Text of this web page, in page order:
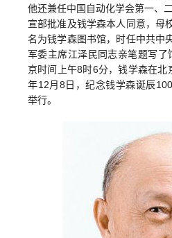
他还兼任中国自动化学会第一、
宣部批准及钱学森本人同意，母
名为钱学森图书馆，时任中共中
军委主席江泽民同志亲笔题写
京时间上午8时6分，钱学森在
年12月8日，纪念钱学森诞辰
举行。